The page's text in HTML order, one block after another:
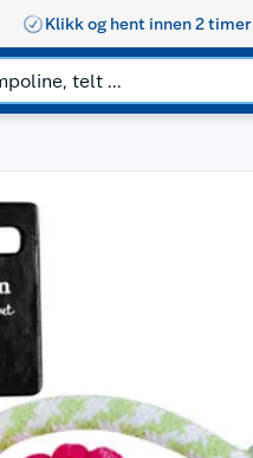
Klikk og hent innen 2 timer